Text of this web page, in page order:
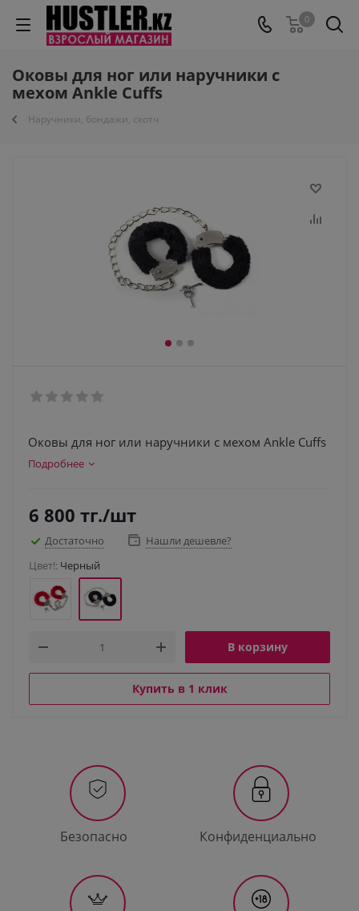
0
Оковы для ног или наручники с
мехом Ankle Cuffs
Наручники, бондажи, скотч
Оковы для ног или наручники с мехом Ankle Cuffs
Подробнее
6 800 тг./шт
Достаточно
Нашли дешевле?
Цвет!: Черный
В корзину
Купить в 1 клик
Безопасно Конфиденциально